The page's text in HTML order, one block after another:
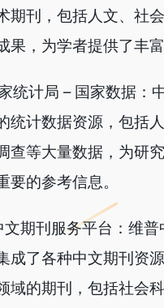
期刊，包括人文、社
果，为学者提供了丰富
统计局 – 国家数据：
统计数据资源，包括
查等大量数据，为研
要的参考信息。
文期刊服务平台：维
成了各种中文期刊资
域的期刊，包括社会